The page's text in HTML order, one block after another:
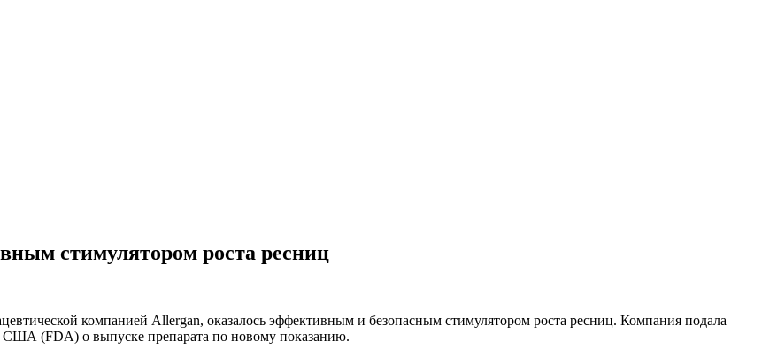
стимулятором роста ресниц
компанией Allergan, оказалось эффективным и безопасным стимулятором роста ресниц. Компания подала
США (FDA) о выпуске препарата по новому показанию.